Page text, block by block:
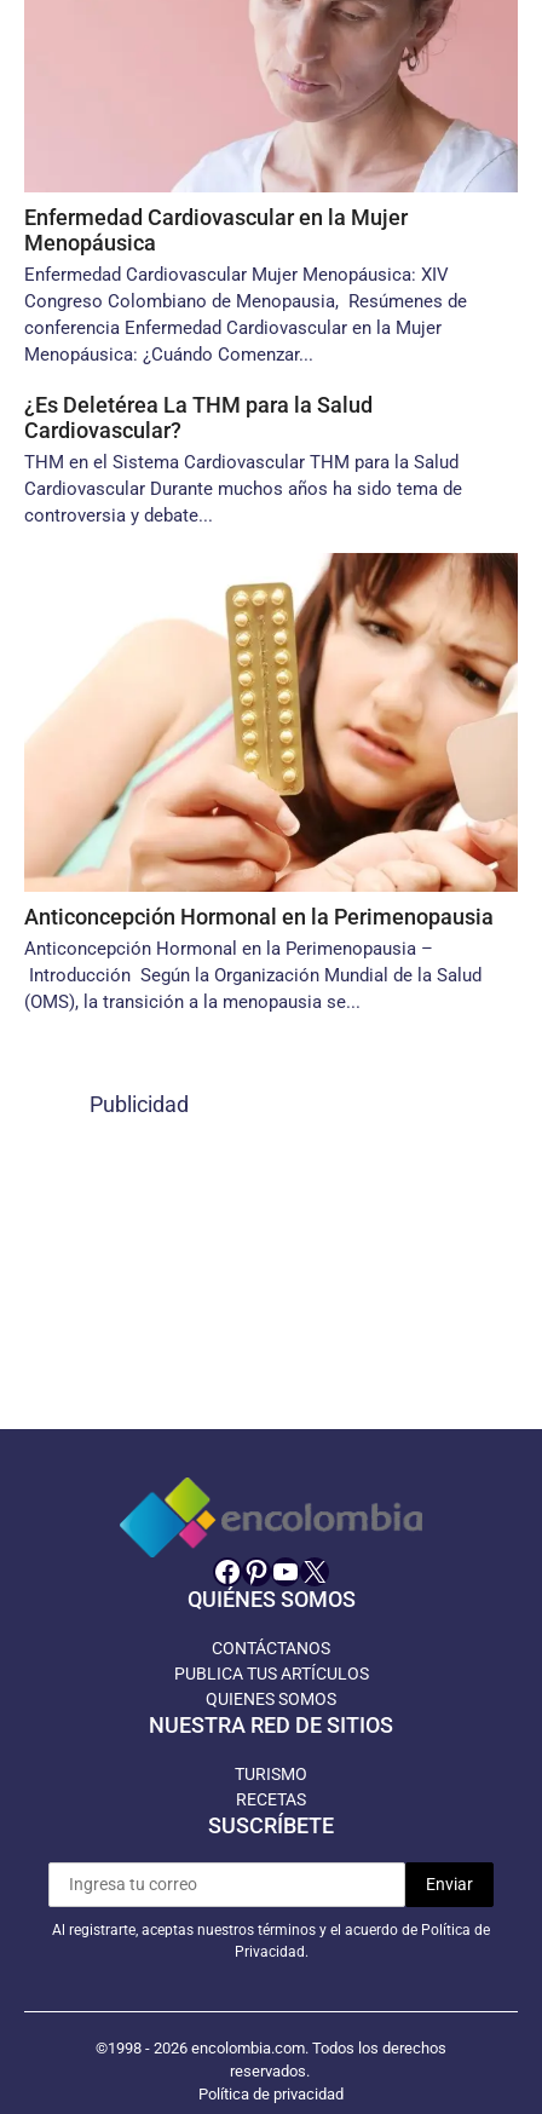
Enfermedad Cardiovascular en la Mujer
Menopáusica
Enfermedad Cardiovascular Mujer Menopáusica: XIV
Congreso Colombiano de Menopausia, Resúmenes de
conferencia Enfermedad Cardiovascular en la Mujer
Menopáusica: ¿Cuándo Comenzar...
¿Es Deletérea La THM para la Salud
Cardiovascular?
THM en el Sistema Cardiovascular THM para la Salud
Cardiovascular Durante muchos años ha sido tema de
controversia y debate...
Anticoncepción Hormonal en la Perimenopausia
Anticoncepción Hormonal en la Perimenopausia –
Introducción Según la Organización Mundial de la Salud
(OMS), la transición a la menopausia se...
Publicidad
Facebook
Pinterest
YouTube
X
QUIÉNES SOMOS
CONTÁCTANOS
PUBLICA TUS ARTÍCULOS
QUIENES SOMOS
NUESTRA RED DE SITIOS
TURISMO
RECETAS
SUSCRÍBETE
Al registrarte, aceptas nuestros términos y el acuerdo de Política de
Privacidad.
©1998 - 2026 encolombia.com. Todos los derechos
reservados.
Política de privacidad